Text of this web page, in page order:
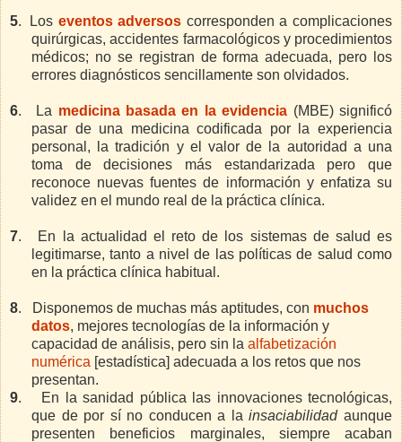
5. Los eventos adversos corresponden a complicaciones
quirúrgicas, accidentes farmacológicos y procedimientos
médicos; no se registran de forma adecuada, pero los
errores diagnósticos sencillamente son olvidados.
6. La medicina basada en la evidencia (MBE) significó
pasar de una medicina codificada por la experiencia
personal, la tradición y el valor de la autoridad a una
toma de decisiones más estandarizada pero que
reconoce nuevas fuentes de información y enfatiza su
validez en el mundo real de la práctica clínica.
7.
En la actualidad el reto de los sistemas de salud es
legitimarse, tanto a nivel de las políticas de salud como
en la práctica clínica habitual.
8. Disponemos de muchas más aptitudes, con muchos
datos, mejores tecnologías de la información y
capacidad de análisis, pero sin la alfabetización
numérica [estadística] adecuada a los retos que nos
presentan.
9.
En la sanidad pública las innovaciones tecnológicas,
que de por sí no conducen a lainsaciabilidadaunque
presenten beneficios marginales, siempre acaban